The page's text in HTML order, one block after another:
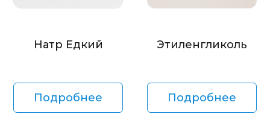
Натр Едкий
Подробнее
Этиленгликоль
Подробнее